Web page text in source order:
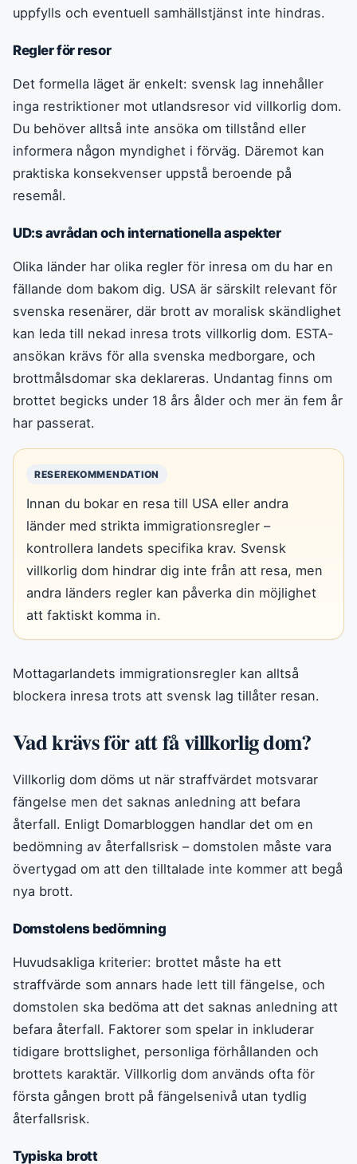
uppfylls och eventuell samhällstjänst inte hindras.
Regler för resor
Det formella läget är enkelt: svensk lag innehåller
inga restriktioner mot utlandsresor vid villkorlig dom.
Du behöver alltså inte ansöka om tillstånd eller
informera någon myndighet i förväg. Däremot kan
praktiska konsekvenser uppstå beroende på
resemål.
UD:s avrådan och internationella aspekter
Olika länder har olika regler för inresa om du har en
fällande dom bakom dig. USA är särskilt relevant för
svenska resenärer, där brott av moralisk skändlighet
kan leda till nekad inresa trots villkorlig dom. ESTA-
ansökan krävs för alla svenska medborgare, och
brottmålsdomar ska deklareras. Undantag finns om
brottet begicks under 18 års ålder och mer än fem år
har passerat.
RESEREKOMMENDATION
Innan du bokar en resa till USA eller andra
länder med strikta immigrationsregler –
kontrollera landets specifika krav. Svensk
villkorlig dom hindrar dig inte från att resa, men
andra länders regler kan påverka din möjlighet
att faktiskt komma in.
Mottagarlandets immigrationsregler kan alltså
blockera inresa trots att svensk lag tillåter resan.
Vad krävs för att få villkorlig dom?
Villkorlig dom döms ut när straffvärdet motsvarar
fängelse men det saknas anledning att befara
återfall. Enligt Domarbloggen handlar det om en
bedömning av återfallsrisk – domstolen måste vara
övertygad om att den tilltalade inte kommer att begå
nya brott.
Domstolens bedömning
Huvudsakliga kriterier: brottet måste ha ett
straffvärde som annars hade lett till fängelse, och
domstolen ska bedöma att det saknas anledning att
befara återfall. Faktorer som spelar in inkluderar
tidigare brottslighet, personliga förhållanden och
brottets karaktär. Villkorlig dom används ofta för
första gången brott på fängelsenivå utan tydlig
återfallsrisk.
Typiska brott